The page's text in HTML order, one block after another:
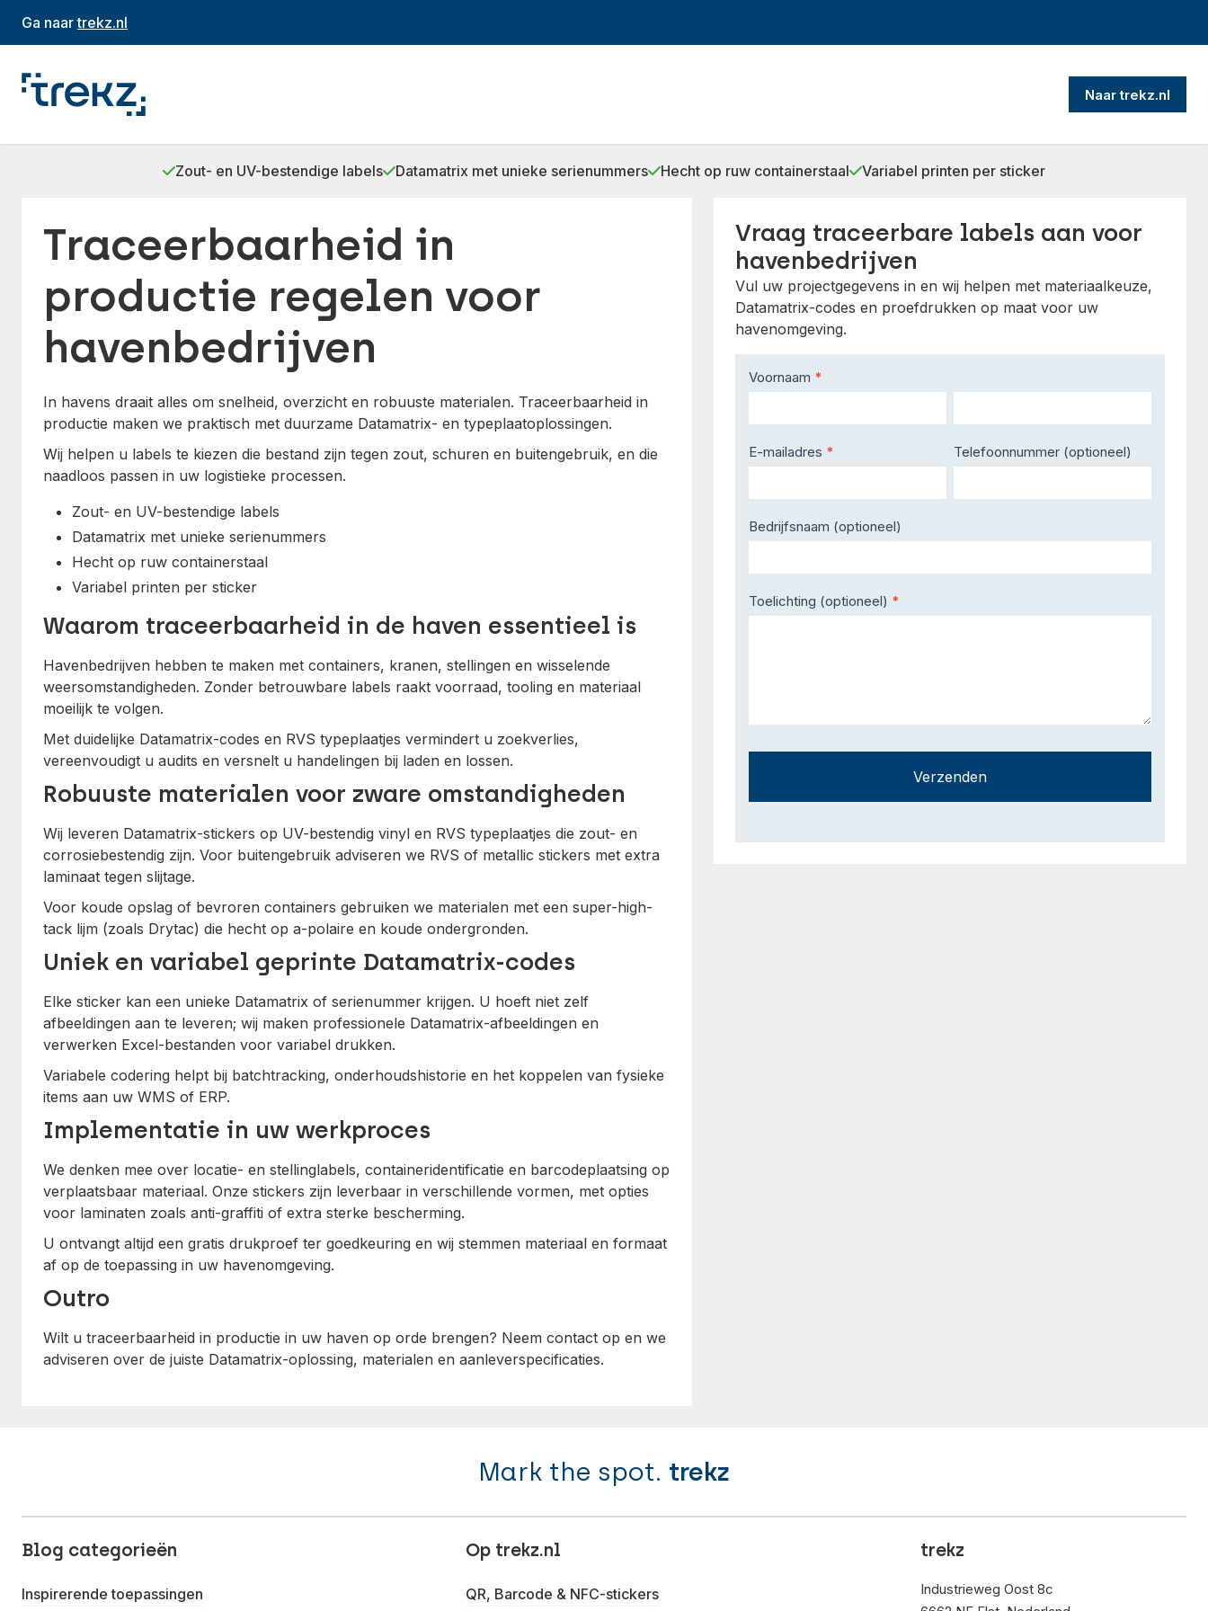
Ga naartrekz.nl
Naar trekz.nl
Zout- en UV-bestendige labels Datamatrix met unieke serienummers Hecht op ruw containerstaal Variabel printen per sticker
Traceerbaarheid in
productie regelen voor
havenbedrijven
In havens draait alles om snelheid, overzicht en robuuste materialen. Traceerbaarheid in
productie maken we praktisch met duurzame Datamatrix- en typeplaatoplossingen.
Wij helpen u labels te kiezen die bestand zijn tegen zout, schuren en buitengebruik, en die
naadloos passen in uw logistieke processen.
Zout- en UV-bestendige labels
Datamatrix met unieke serienummers
Hecht op ruw containerstaal
Variabel printen per sticker
Waarom traceerbaarheid in de haven essentieel is
Havenbedrijven hebben te maken met containers, kranen, stellingen en wisselende
weersomstandigheden. Zonder betrouwbare labels raakt voorraad, tooling en materiaal
moeilijk te volgen.
Met duidelijke Datamatrix-codes en RVS typeplaatjes vermindert u zoekverlies,
vereenvoudigt u audits en versnelt u handelingen bij laden en lossen.
Robuuste materialen voor zware omstandigheden
Wij leveren Datamatrix-stickers op UV-bestendig vinyl en RVS typeplaatjes die zout- en
corrosiebestendig zijn. Voor buitengebruik adviseren we RVS of metallic stickers met extra
laminaat tegen slijtage.
Voor koude opslag of bevroren containers gebruiken we materialen met een super-high-
tack lijm (zoals Drytac) die hecht op a-polaire en koude ondergronden.
Uniek en variabel geprinte Datamatrix-codes
Elke sticker kan een unieke Datamatrix of serienummer krijgen. U hoeft niet zelf
afbeeldingen aan te leveren; wij maken professionele Datamatrix-afbeeldingen en
verwerken Excel-bestanden voor variabel drukken.
Variabele codering helpt bij batchtracking, onderhoudshistorie en het koppelen van fysieke
items aan uw WMS of ERP.
Implementatie in uw werkproces
We denken mee over locatie- en stellinglabels, containeridentificatie en barcodeplaatsing op
verplaatsbaar materiaal. Onze stickers zijn leverbaar in verschillende vormen, met opties
voor laminaten zoals anti-graffiti of extra sterke bescherming.
U ontvangt altijd een gratis drukproef ter goedkeuring en wij stemmen materiaal en formaat
af op de toepassing in uw havenomgeving.
Outro
Wilt u traceerbaarheid in productie in uw haven op orde brengen? Neem contact op en we
adviseren over de juiste Datamatrix-oplossing, materialen en aanleverspecificaties.
Vraag traceerbare labels aan voor
havenbedrijven
Vul uw projectgegevens in en wij helpen met materiaalkeuze,
Datamatrix-codes en proefdrukken op maat voor uw
havenomgeving.
Contact
Us
Voornaam *
E-mailadres * Telefoonnummer (optioneel)
Bedrijfsnaam (optioneel)
Toelichting (optioneel) *
Verzenden
Mark the spot. trekz
Blog categorieën
Inspirerende toepassingen
Op trekz.nl
QR, Barcode & NFC-stickers
trekz
Industrieweg Oost 8c